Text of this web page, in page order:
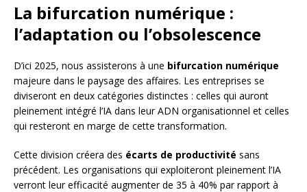
La bifurcation numérique :
l’adaptation ou l’obsolescence
D’ici 2025, nous assisterons à une bifurcation numérique
majeure dans le paysage des affaires. Les entreprises se
diviseront en deux catégories distinctes : celles qui auront
pleinement intégré l’IA dans leur ADN organisationnel et celles
qui resteront en marge de cette transformation.
Cette division créera des écarts de productivité sans
précédent. Les organisations qui exploiteront pleinement l’IA
verront leur efficacité augmenter de 35 à 40% par rapport à